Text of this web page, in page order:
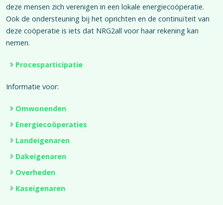
deze mensen zich verenigen in een lokale energiecoöperatie.
Ook de ondersteuning bij het oprichten en de continuïteit van
deze coöperatie is iets dat NRG2all voor haar rekening kan
nemen.
Procesparticipatie
Informatie voor:
Omwonenden
Energiecoöperaties
Landeigenaren
Dakeigenaren
Overheden
Kaseigenaren